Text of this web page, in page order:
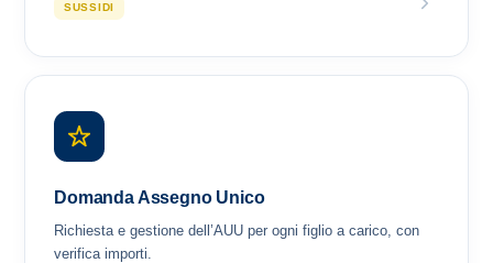
SUSSIDI
Domanda Assegno Unico
Richiesta e gestione dell’AUU per ogni figlio a carico, con
verifica importi.